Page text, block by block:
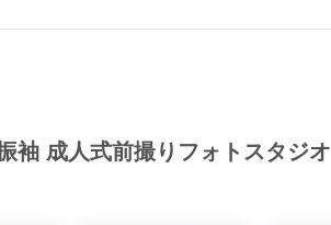
袖 成人式前撮りフォトスタジオ